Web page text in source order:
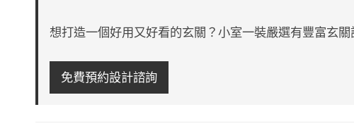
想打造一個好用又好看的玄關？小室一裝嚴選有豐富玄
免費預約設計諮詢